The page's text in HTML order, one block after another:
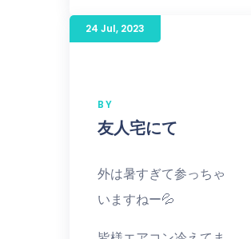
24 Jul, 2023
BY
友人宅にて
外は暑すぎて参っちゃ
いますねー💦